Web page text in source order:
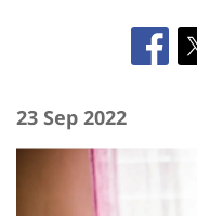
23 Sep 2022